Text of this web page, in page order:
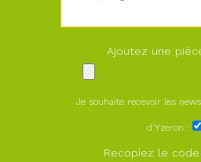
Ajoutez une
Je souhaite recevoir les
d'Yzeron :
Recopiez le